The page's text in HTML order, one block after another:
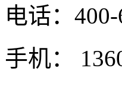
电话：
手机：